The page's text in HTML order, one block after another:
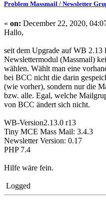
Problem Massmail / Newsletter
« on: December 22, 2020,
Hallo,
seit dem Upgrade auf WB 2.13
Newslettermodul (Massmail)
wählen. Wählt man eine
bei BCC nicht die darin
(wie vorher), sondern nur die
bzw. alle. Egal, welche
von BCC ändert sich nicht.
WB-Version2.13.0 r13
Tiny MCE Mass Mail: 3.4.3
Newsletter Version: 0.17
PHP 7.4
Hilfe wäre fein.
Logged